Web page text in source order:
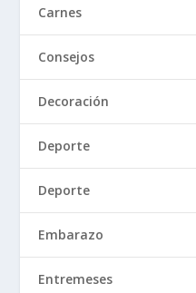
Carnes
Consejos
Decoración
Deporte
Deporte
Embarazo
Entremeses